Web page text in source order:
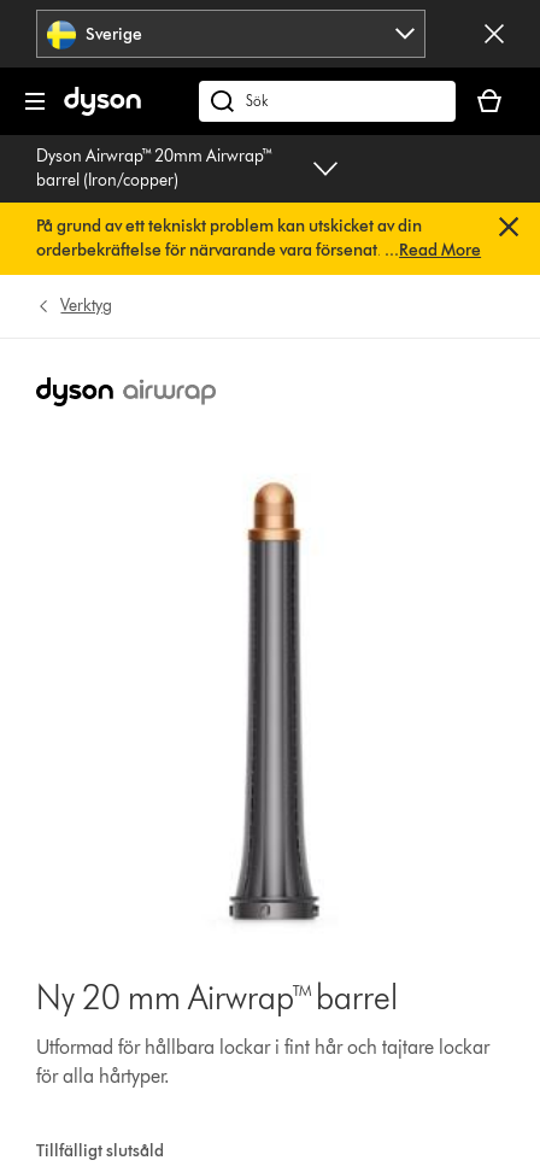
Hoppa
navigering
Sverige
Sök
på
dyson.se
är
tom
Dyson Airwrap™ 20mm Airwrap™
barrel (Iron/copper)
På grund av ett tekniskt problem kan utskicket av din
orderbekräftelse för närvarande vara försenat. Vi arbetar
redan på en snabb lösning.Du behöver inte göra någonting.
Din orderbekräftelse kommer snart att skickas till dig
...Read More
Verktyg
Ny 20 mm Airwrap™ barrel
Utformad för hållbara lockar i fint hår och tajtare lockar
för alla hårtyper.
Tillfälligt slutsåld